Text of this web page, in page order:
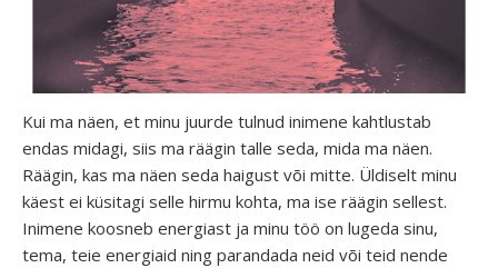
Kui ma näen, et minu juurde tulnud inimene kahtlustab
endas midagi, siis ma räägin talle seda, mida ma näen.
Räägin, kas ma näen seda haigust või mitte. Üldiselt minu
käest ei küsitagi selle hirmu kohta, ma ise räägin sellest.
Inimene koosneb energiast ja minu töö on lugeda sinu,
tema, teie energiaid ning parandada neid või teid nende